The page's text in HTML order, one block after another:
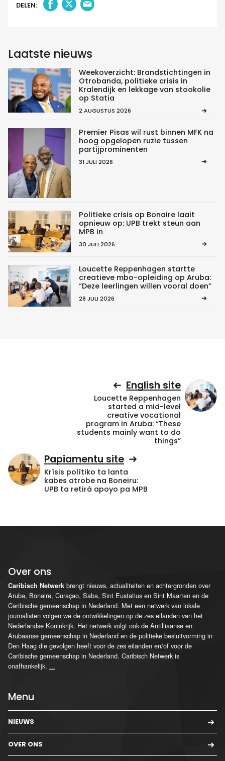
DELEN:
Laatste nieuws
Weekoverzicht: Brandstichtingen in
Otrobanda, politieke crisis in
Kralendijk en lekkage van stookolie
op Statia
2 AUGUSTUS 2026
Premier Pisas wil rust binnen MFK na
hoog opgelopen ruzie tussen
partijprominenten
31 JULI 2026
Politieke crisis op Bonaire laait
opnieuw op: UPB trekt steun aan
MPB in
30 JULI 2026
Loucette Reppenhagen startte
creatieve mbo-opleiding op Aruba:
“Deze leerlingen willen vooral doen”
28 JULI 2026
English site
Loucette Reppenhagen
started a mid-level
creative vocational
program in Aruba: “These
students mainly want to do
things”
Papiamentu site
Krísis polítiko ta lanta
kabes atrobe na Boneiru:
UPB ta retirá apoyo pa MPB
Over ons
Caribisch Netwerk brengt nieuws, actualiteiten en achtergronden over
Aruba, Bonaire, Curaçao, Saba, Sint Eustatius en Sint Maarten en de
Caribische gemeenschap in Nederland. Met een netwerk van lokale
journalisten volgen we de ontwikkelingen op de zes eilanden van het
Nederlandse Koninkrijk. Het netwerk volgt ook de Antilliaanse en
Arubaanse gemeenschap in Nederland en de politieke besluitvorming in
Den Haag die gevolgen heeft voor de zes eilanden en/of voor de
Caribische gemeenschap in Nederland. Caribisch Netwerk is
onafhankelijk. ...
Menu
NIEUWS
OVER ONS